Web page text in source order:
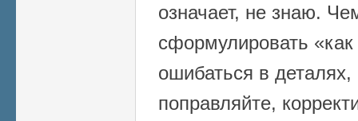
означает, не знаю.
сформулировать
ошибаться в деталях,
поправляйте,